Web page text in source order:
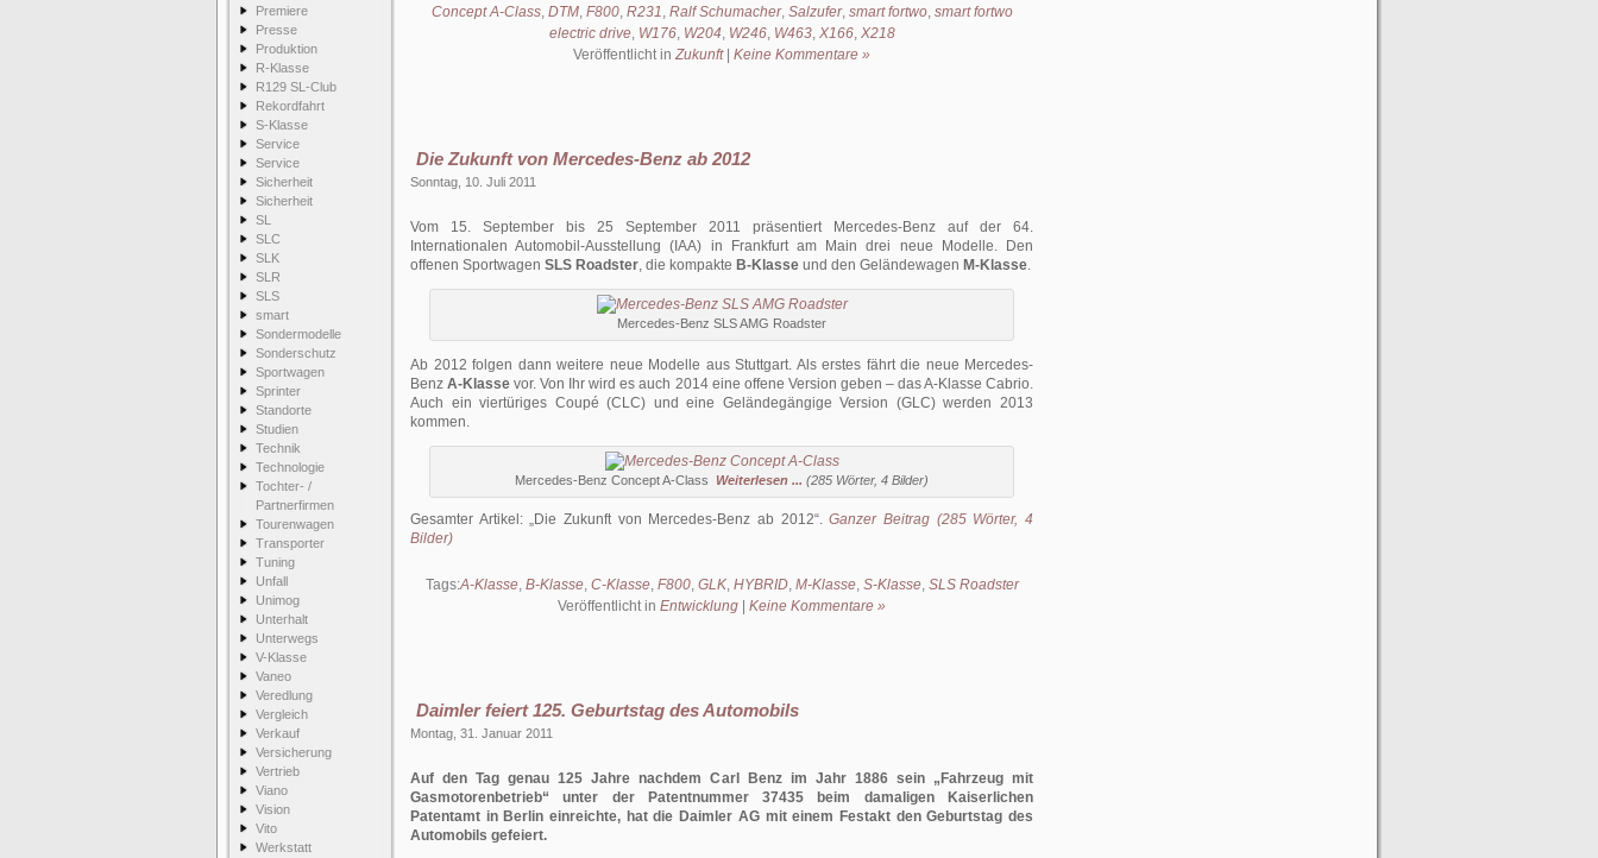
Premiere
Presse
Produktion
R-Klasse
R129 SL-Club
Rekordfahrt
S-Klasse
Service
Service
Sicherheit
Sicherheit
SL
SLC
SLK
SLR
SLS
smart
Sondermodelle
Sonderschutz
Sportwagen
Sprinter
Standorte
Studien
Technik
Technologie
Tochter- /
Partnerfirmen
Tourenwagen
Transporter
Tuning
Unfall
Unimog
Unterhalt
Unterwegs
V-Klasse
Vaneo
Veredlung
Vergleich
Verkauf
Versicherung
Vertrieb
Viano
Vision
Vito
Werkstatt
Concept A-Class, DTM, F800, R231, Ralf Schumacher, Salzufer, smart fortwo, smart fortwo
electric drive, W176, W204, W246, W463, X166, X218
Veröffentlicht in Zukunft| Keine Kommentare »
Die Zukunft von Mercedes-Benz ab 2012
Sonntag, 10. Juli 2011
Vom 15. September bis 25 September 2011 präsentiert Mercedes-Benz auf der 64.
Internationalen Automobil-Ausstellung (IAA) in Frankfurt am Main drei neue Modelle. Den
offenen Sportwagen SLS Roadster, die kompakte B-Klasse und den Geländewagen M-Klasse.
Mercedes-Benz SLS AMG Roadster
Ab 2012 folgen dann weitere neue Modelle aus Stuttgart. Als erstes fährt die neue Mercedes-
BenzA-Klasse vor. Von Ihr wird es auch 2014 eine offene Version geben – das A-Klasse Cabrio.
Auch ein viertüriges Coupé (CLC) und eine Geländegängige Version (GLC) werden 2013
kommen.
Mercedes-Benz Concept A-Class Weiterlesen ... (285 Wörter, 4 Bilder)
Gesamter Artikel: Die Zukunft von Mercedes-Benz ab 2012 .Ganzer Beitrag (285 Wörter, 4
Bilder)
Tags:A-Klasse, B-Klasse, C-Klasse, F800, GLK, HYBRID, M-Klasse, S-Klasse, SLS Roadster
Veröffentlicht in Entwicklung Keine Kommentare »
Daimler feiert 125. Geburtstag des Automobils
Montag, 31. Januar 2011
Auf den Tag genau 125 Jahre nachdem Carl Benz im Jahr 1886 sein „Fahrzeug mit
Gasmotorenbetrieb“ unter der Patentnummer 37435 beim damaligen Kaiserlichen
Patentamt in Berlin einreichte, hat die Daimler AG mit einem Festakt den Geburtstag des
Automobils gefeiert.